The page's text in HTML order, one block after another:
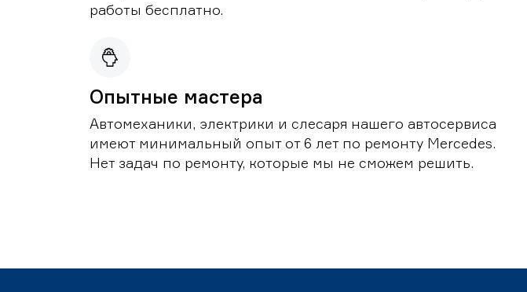
работы бесплатно.
Опытные мастера
Автомеханики, электрики и слесаря нашего автосервиса
имеют минимальный опыт от 6 лет по ремонту Mercedes.
Нет задач по ремонту, которые мы не сможем решить.